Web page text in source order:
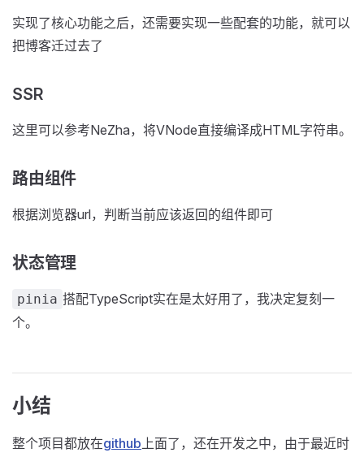
实现了核心功能之后，还需要实现一些配套的功能，就可以
把博客迁过去了
SSR
这里可以参考NeZha，将VNode直接编译成HTML字符串。
路由组件
根据浏览器url，判断当前应该返回的组件即可
状态管理
pinia 搭配TypeScript实在是太好用了，我决定复刻一
个。
小结
整个项目都放在github上面了，还在开发之中，由于最近时